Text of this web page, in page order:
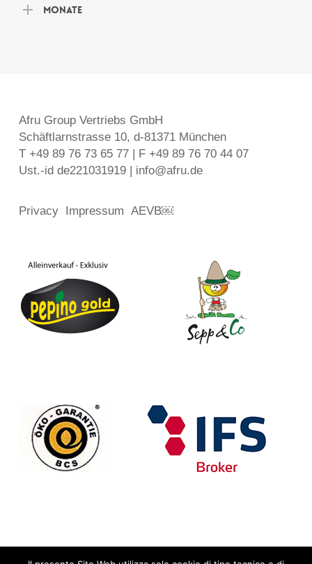
Monate
Afru Group Vertriebs GmbH
Schäftlarnstrasse 10, d-81371 München
T +49 89 76 73 65 77 | F +49 89 76 70 44 07
Ust.-id de221031919 | info@afru.de
Privacy Impressum AEVB￼
marketing